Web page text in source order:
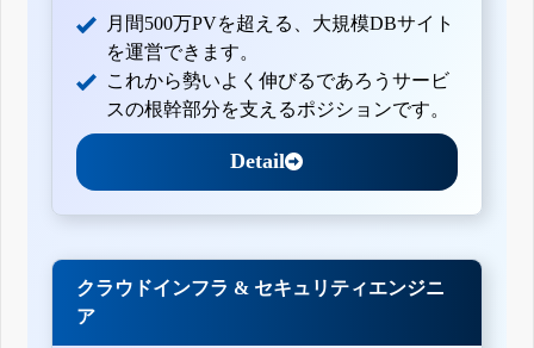
月間500万PVを超える、大規模DBサイト
を運営できます。
これから勢いよく伸びるであろうサービ
スの根幹部分を支えるポジションです。
Detail
クラウドインフラ & セキュリティエンジニ
ア